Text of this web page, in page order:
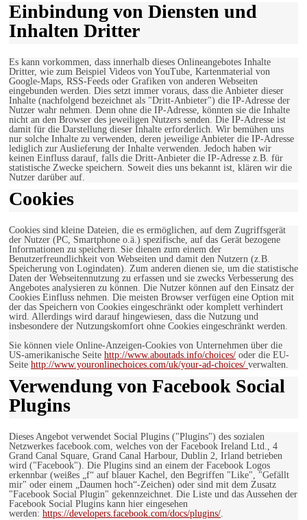
Einbindung von Diensten und
Inhalten Dritter
Es kann vorkommen, dass innerhalb dieses Onlineangebotes Inhalte
Dritter, wie zum Beispiel Videos von YouTube, Kartenmaterial von
Google-Maps, RSS-Feeds oder Grafiken von anderen Webseiten
eingebunden werden. Dies setzt immer voraus, dass die Anbieter dieser
Inhalte (nachfolgend bezeichnet als "Dritt-Anbieter") die IP-Adresse der
Nutzer wahr nehmen. Denn ohne die IP-Adresse, könnten sie die Inhalte
nicht an den Browser des jeweiligen Nutzers senden. Die IP-Adresse ist
damit für die Darstellung dieser Inhalte erforderlich. Wir bemühen uns
nur solche Inhalte zu verwenden, deren jeweilige Anbieter die IP-Adresse
lediglich zur Auslieferung der Inhalte verwenden. Jedoch haben wir
keinen Einfluss darauf, falls die Dritt-Anbieter die IP-Adresse z.B. für
statistische Zwecke speichern. Soweit dies uns bekannt ist, klären wir die
Nutzer darüber auf.
Cookies
Cookies sind kleine Dateien, die es ermöglichen, auf dem Zugriffsgerät
der Nutzer (PC, Smartphone o.ä.) spezifische, auf das Gerät bezogene
Informationen zu speichern. Sie dienen zum einem der
Benutzerfreundlichkeit von Webseiten und damit den Nutzern (z.B.
Speicherung von Logindaten). Zum anderen dienen sie, um die statistische
Daten der Webseitennutzung zu erfassen und sie zwecks Verbesserung des
Angebotes analysieren zu können. Die Nutzer können auf den Einsatz der
Cookies Einfluss nehmen. Die meisten Browser verfügen eine Option mit
der das Speichern von Cookies eingeschränkt oder komplett verhindert
wird. Allerdings wird darauf hingewiesen, dass die Nutzung und
insbesondere der Nutzungskomfort ohne Cookies eingeschränkt werden.
Sie können viele Online-Anzeigen-Cookies von Unternehmen über die
US-amerikanische Seite http://www.aboutads.info/choices/ oder die EU-
Seite http://www.youronlinechoices.com/uk/your-ad-choices/ verwalten.
Verwendung von Facebook Social
Plugins
Dieses Angebot verwendet Social Plugins ("Plugins") des sozialen
Netzwerkes facebook.com, welches von der Facebook Ireland Ltd., 4
Grand Canal Square, Grand Canal Harbour, Dublin 2, Irland betrieben
wird ("Facebook"). Die Plugins sind an einem der Facebook Logos
erkennbar (weißes „f“ auf blauer Kachel, den Begriffen "Like", "Gefällt
mir" oder einem „Daumen hoch“-Zeichen) oder sind mit dem Zusatz
"Facebook Social Plugin" gekennzeichnet. Die Liste und das Aussehen der
Facebook Social Plugins kann hier eingesehen
werden: https://developers.facebook.com/docs/plugins/.